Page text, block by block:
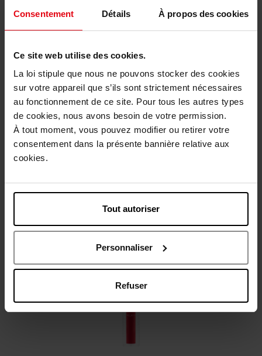
Consentement Détails À propos des cookies
Ce site web utilise des cookies.
La loi stipule que nous ne pouvons stocker des cookies
sur votre appareil que s’ils sont strictement nécessaires
au fonctionnement de ce site. Pour tous les autres types
de cookies, nous avons besoin de votre permission.
À tout moment, vous pouvez modifier ou retirer votre
consentement dans la présente bannière relative aux
cookies.
Tout autoriser
Personnaliser
Refuser
Beschrijving
Gebruiksadvies
Beleid inzake klantbeoordelingen
Nog iets vergeten ?